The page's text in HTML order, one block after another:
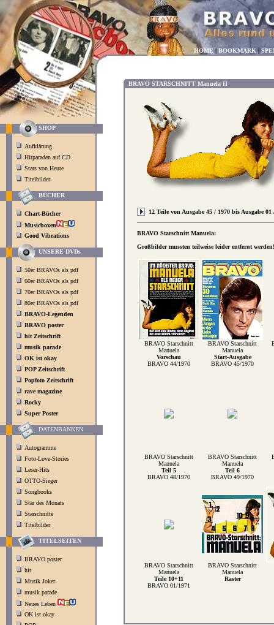
HOME | BOOKMARK |
SHOP
Aufklärung
Hitparaden auf CD
Stars von Heute
Titelbilder
BÜCHER
Chart-Bücher
Musicboxen
Good Vibrations
UNSERE DVDs
50er BRAVOs als pdf
60er BRAVOs als pdf
70er BRAVOs als pdf
80er BRAVOs als pdf
BRAVO-Legenden
BRAVO poster
hit Zeitschrift
musik parade
OK ist okay
POP Zeitschrift
Popfoto Zeitschrift
rave magazine
Rocky
Super Poster
DATENBANKEN
Autogramme
Foto-Love-Stories
Leser-Hits
OTTO-Sieger
Songbooks
Star des Monats
Starschnitte
Titelbilder
TITELSEITEN
BRAVO poster
hit
Musik Joker
musik parade
Neues Leben
OK ist okay
BRAVO STARSCHNITT Manuela II
12 Teile von Ausgabe 45 / 1970 bis Ausgabe 01
BRAVO Starschnitt Manuela:
Großbilder mussten teilweise leider entfernt werden!
BRAVO Starschnitt
Manuela
Vorschau
BRAVO Starschnitt
Manuela
Start-Ausgabe
BRAVO 44/1970 BRAVO 45/1970
BRAVO Starschnitt
Manuela
Teil 5
BRAVO Starschnitt
Manuela
Teil 6
BRAVO 48/1970 BRAVO 49/1970
BRAVO Starschnitt
Manuela
Teile 10+11
BRAVO Starschnitt
Manuela
Raster
BRAVO 01/1971